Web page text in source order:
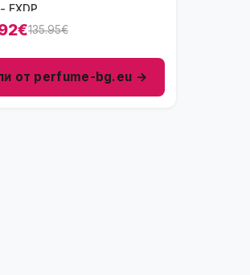
EXDP
135.95€
от perfume-bg.eu →